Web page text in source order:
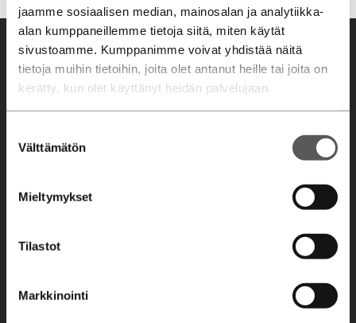
jaamme sosiaalisen median, mainosalan ja analytiikka-
alan kumppaneillemme tietoja siitä, miten käytät
sivustoamme. Kumppanimme voivat yhdistää näitä
tietoja muihin tietoihin, joita olet antanut heille tai joita on
kerätty, kun olet käyttänyt heidän palvelujaan.
valinta
Välttämätön
Mieltymykset
Tilastot
Markkinointi
Konserni
Mikkeli
Mikkeli